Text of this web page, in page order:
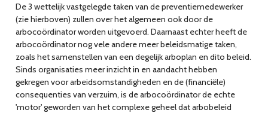
De 3 wettelijk vastgelegde taken van de preventiemedewerker
(zie hierboven) zullen over het algemeen ook door de
arbocoördinator worden uitgevoerd. Daarnaast echter heeft de
arbocoördinator nog vele andere meer beleidsmatige taken,
zoals het samenstellen van een degelijk arboplan en dito beleid.
Sinds organisaties meer inzicht in en aandacht hebben
gekregen voor arbeidsomstandigheden en de (financiële)
consequenties van verzuim, is de arbocoördinator de echte
'motor' geworden van het complexe geheel dat arbobeleid